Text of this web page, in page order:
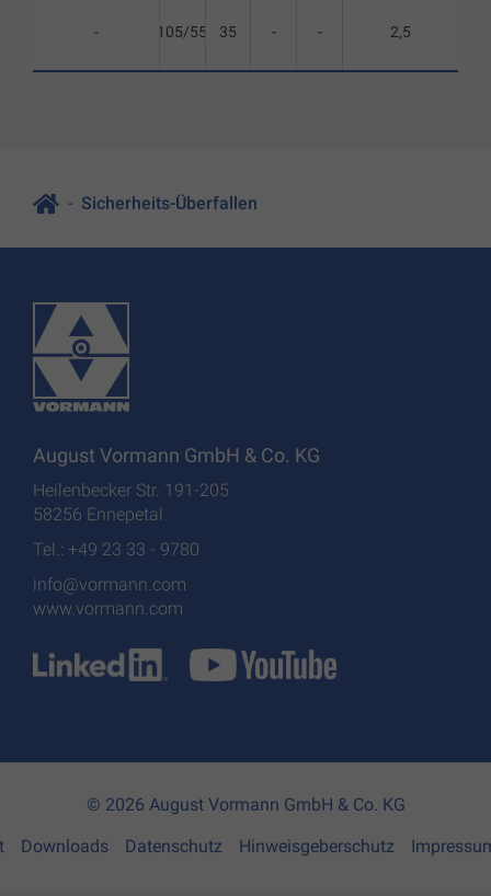
- 105/55 35 - - 2,5
Sicherheits-Überfallen
August Vormann GmbH & Co. KG
Heilenbecker Str. 191-205
58256 Ennepetal
Tel.: +49 23 33 - 9780
info@vormann.com
www.vormann.com
© 2026 August Vormann GmbH & Co. KG
Downloads Datenschutz Hinweisgeberschutz